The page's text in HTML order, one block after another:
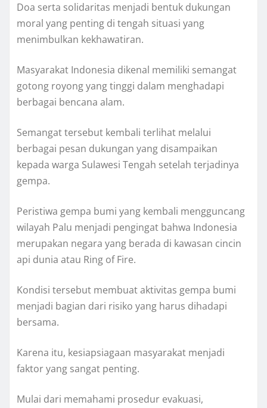
Doa serta solidaritas menjadi bentuk dukungan
moral yang penting di tengah situasi yang
menimbulkan kekhawatiran.
Masyarakat Indonesia dikenal memiliki semangat
gotong royong yang tinggi dalam menghadapi
berbagai bencana alam.
Semangat tersebut kembali terlihat melalui
berbagai pesan dukungan yang disampaikan
kepada warga Sulawesi Tengah setelah terjadinya
gempa.
Peristiwa gempa bumi yang kembali mengguncang
wilayah Palu menjadi pengingat bahwa Indonesia
merupakan negara yang berada di kawasan cincin
api dunia atau Ring of Fire.
Kondisi tersebut membuat aktivitas gempa bumi
menjadi bagian dari risiko yang harus dihadapi
bersama.
Karena itu, kesiapsiagaan masyarakat menjadi
faktor yang sangat penting.
Mulai dari memahami prosedur evakuasi,